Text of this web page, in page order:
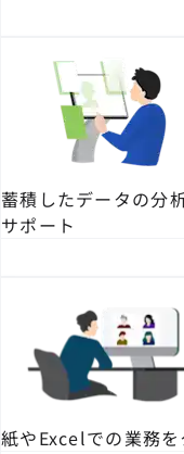
蓄積したデータの分
サポート
紙やExcelでの業務